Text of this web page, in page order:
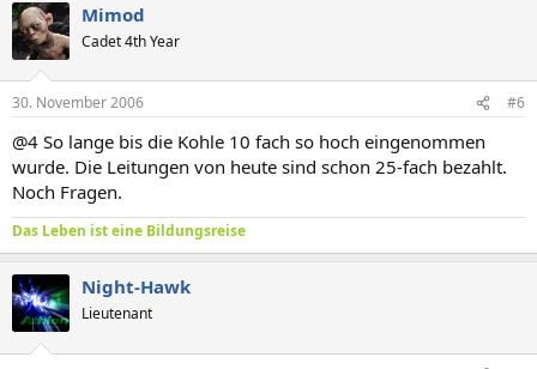
Mimod
Cadet 4th Year
30. November 2006 #6
@4 So lange bis die Kohle 10 fach so hoch eingenommen
wurde. Die Leitungen von heute sind schon 25-fach bezahlt.
Noch Fragen.
Das Leben ist eine Bildungsreise
Night-Hawk
Lieutenant